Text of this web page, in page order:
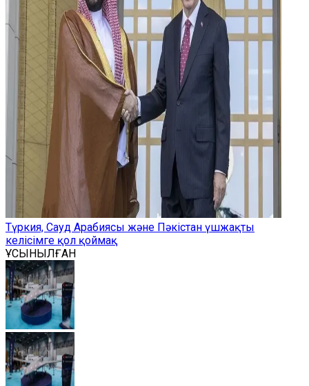
Түркия, Сауд Арабиясы және Пәкістан үшжақты
келісімге қол қоймақ
ҰСЫНЫЛҒАН